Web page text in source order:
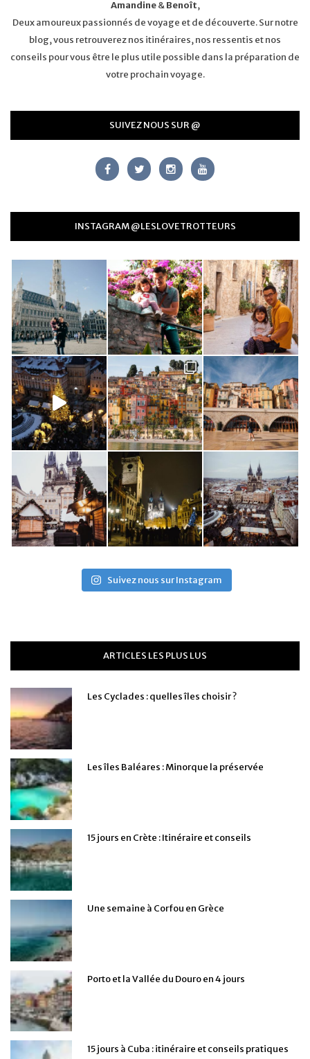
Amandine&Benoît,
Deux amoureux passionnés de voyage et de découverte. Sur notre
blog, vous retrouverez nos itinéraires, nos ressentis et nos
conseils pour vous être le plus utile possible dans la préparation de
votre prochain voyage.
SUIVEZ NOUS SUR @
INSTAGRAM @LESLOVETROTTEURS
Suivez nous sur Instagram
ARTICLES LES PLUS LUS
Les Cyclades : quelles îles choisir ?
Les îles Baléares : Minorque la préservée
15 jours en Crète : Itinéraire et conseils
Une semaine à Corfou en Grèce
Porto et la Vallée du Douro en 4 jours
15 jours à Cuba : itinéraire et conseils pratiques